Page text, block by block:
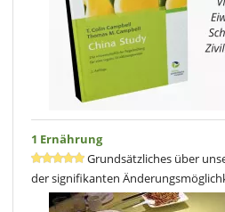
1 Ernährung
Grundsätzliches über
der signifikanten